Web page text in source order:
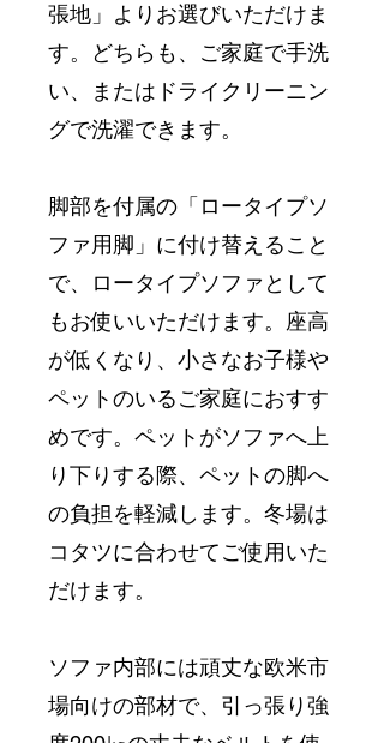
張地」よりお選びいただけま
す。どちらも、ご家庭で手洗
い、またはドライクリーニン
グで洗濯できます。
脚部を付属の「ロータイプソ
ファ用脚」に付け替えること
で、ロータイプソファとして
もお使いいただけます。座高
が低くなり、小さなお子様や
ペットのいるご家庭におすす
めです。ペットがソファへ上
り下りする際、ペットの脚へ
の負担を軽減します。冬場は
コタツに合わせてご使用いた
だけます。
ソファ内部には頑丈な欧米市
場向けの部材で、引っ張り強